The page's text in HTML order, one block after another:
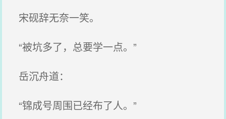
宋砚辞无奈一笑。
“被坑多了，总要学一点。”
岳沉舟道：
“锦成号周围已经布了人。”